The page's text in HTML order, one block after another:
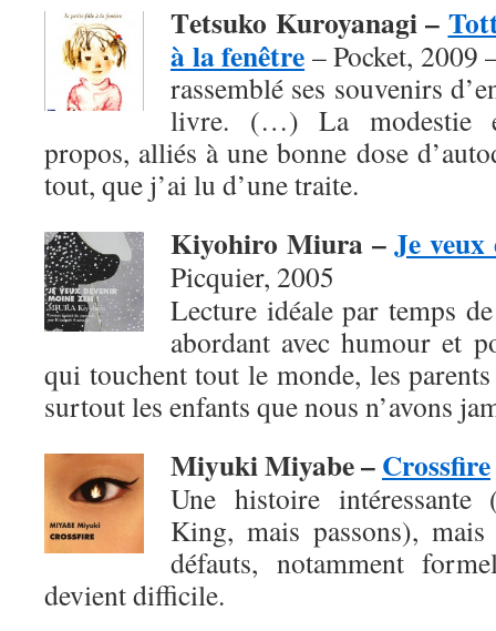
Tetsuko Kuroyanagi –
à la fenêtre – Pocket, 2009
rassemblé ses souvenirs
livre. (…) La modestie
propos, alliés à une bonne dose
tout, que j’ai lu d’une traite.
Kiyohiro Miura –Je
Picquier, 2005
Lecture idéale par temps
abordant avec humour et
qui touchent tout le monde, les
surtout les enfants que nous n’avons
Miyuki Miyabe –Crossfire
Une histoire intéressante
King, mais passons),
défauts, notamment
devient difficile.